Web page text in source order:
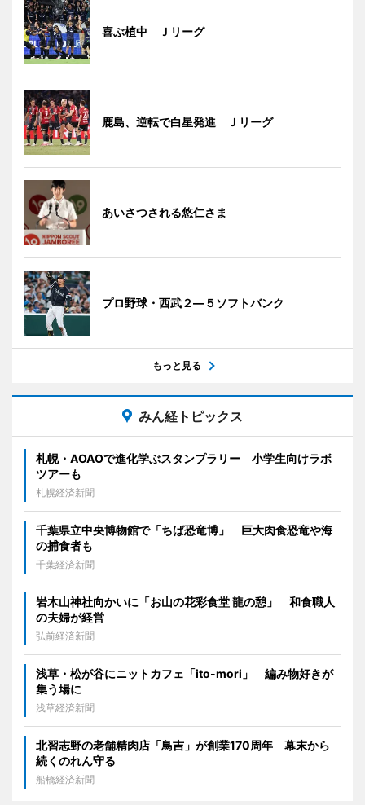
喜ぶ植中 Ｊリーグ
鹿島、逆転で白星発進 Ｊリーグ
あいさつされる悠仁さま
プロ野球・西武２―５ソフトバンク
もっと見る
みん経トピックス
札幌・AOAOで進化学ぶスタンプラリー 小学生向けラボ
ツアーも
札幌経済新聞
千葉県立中央博物館で「ちば恐竜博」 巨大肉食恐竜や海
の捕食者も
千葉経済新聞
岩木山神社向かいに「お山の花彩食堂 龍の憩」 和食職人
の夫婦が経営
弘前経済新聞
浅草・松が谷にニットカフェ「ito-mori」 編み物好きが
集う場に
浅草経済新聞
北習志野の老舗精肉店「鳥吉」が創業170周年 幕末から
続くのれん守る
船橋経済新聞